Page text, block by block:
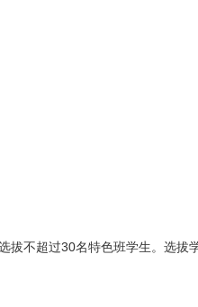
拔不超过30名特色班学生。选拔